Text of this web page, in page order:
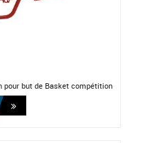
pour but de Basket compétition